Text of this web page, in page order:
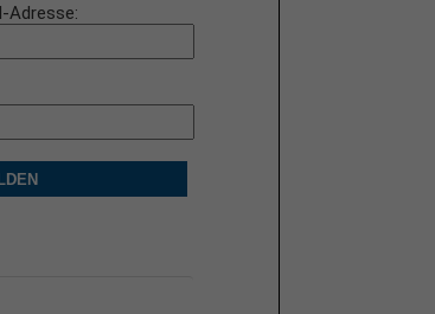
Adresse